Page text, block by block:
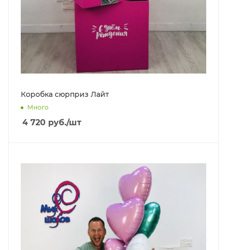
Коробка сюрприз Лайт
Много
4 720 руб./шт